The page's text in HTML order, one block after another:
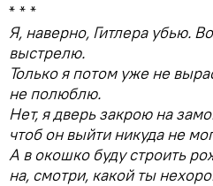
* * *
Я, наверно, Гитлера убью.
выстрелю.
Только я потом уже не
не полюблю.
Нет, я дверь закрою на
чтоб он выйти никуда не
А в окошко буду строить
на, смотри, какой ты